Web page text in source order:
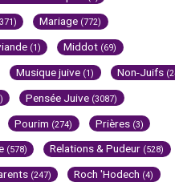
Mariage (772)
(1) Middot (69)
Musique juive (1) Non-Juifs
Pensée Juive (3087)
Pourim (274) Prières (3)
(578) Relations & Pudeur (528)
(247) Roch 'Hodech (4)